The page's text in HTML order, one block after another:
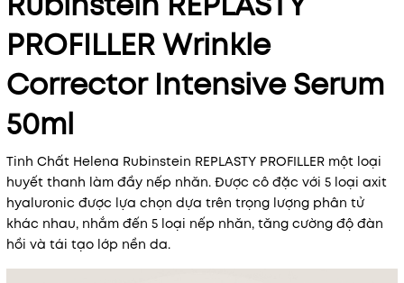
Mã khuyến mãi:
Điều kiện:
PROFILLER Wrinkle
Corrector Intensive Serum
50ml
Tinh Chất Helena Rubinstein REPLASTY PROFILLER một loại
huyết thanh làm đầy nếp nhăn. Được cô đặc với 5 loại axit
hyaluronic được lựa chọn dựa trên trọng lượng phân tử
khác nhau, nhắm đến 5 loại nếp nhăn, tăng cường độ đàn
hồi và tái tạo lớp nền da.